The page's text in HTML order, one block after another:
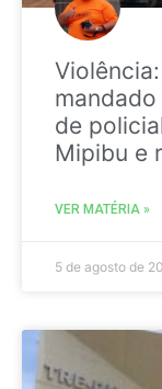
de
Mipibu e
VER MATÉRIA »
5 de agosto de